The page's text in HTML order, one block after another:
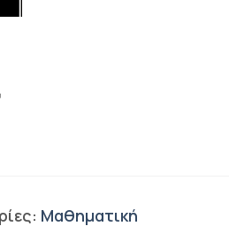
Μαθηματική